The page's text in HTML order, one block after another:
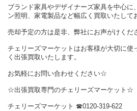
ブランド家具やデザイナーズ家具を中心に
ン照明、家電製品など幅広く買取いたして
売却予定の方は是非、弊社にお声がけくだ
チェリーズマーケットはお客様が大切に使
く出張買取いたします。
お気軽にお問い合わせください☆
☆出張買取専門のチェリーズマーケット☆
チェリーズマーケット ☎︎0120-319-622